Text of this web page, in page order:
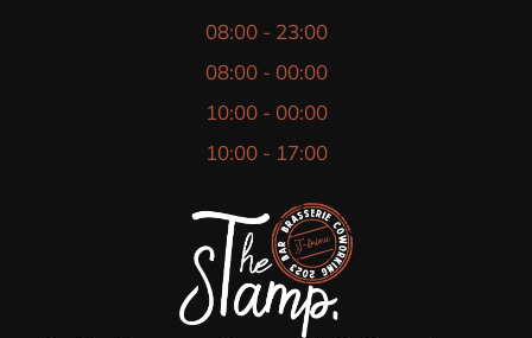
08:00 - 23:00
08:00 - 00:00
10:00 - 00:00
10:00 - 17:00